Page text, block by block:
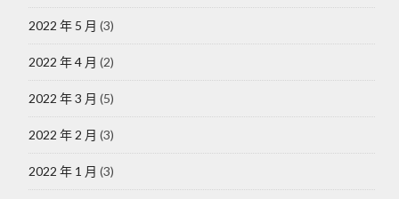
2022 年 5 月 (3)
2022 年 4 月 (2)
2022 年 3 月 (5)
2022 年 2 月 (3)
2022 年 1 月 (3)